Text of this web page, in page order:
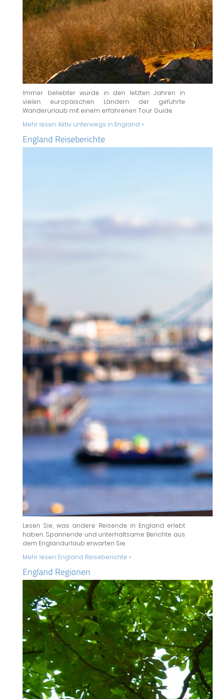
Immer beliebter wurde in den letzten Jahren in
vielen europäischen Ländern der geführte
Wanderurlaub mit einem erfahrenen Tour Guide.
Mehr lesen:Aktiv unterwegs in England »
England Reiseberichte
Lesen Sie, was andere Reisende in England erlebt
haben. Spannende und unterhaltsame Berichte aus
dem Englandurlaub erwarten Sie.
Mehr lesen: England Reiseberichte »
England Regionen